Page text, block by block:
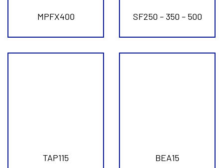
MPFX400 SF250 – 350 – 500
TAP115 BEA15